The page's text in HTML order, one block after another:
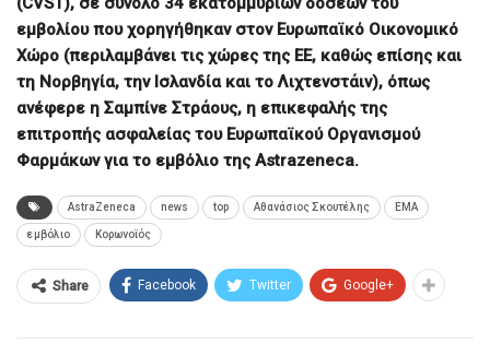
εμβολίου που χορηγήθηκαν στον Ευρωπαϊκό Οικονομικό
Χώρο (περιλαμβάνει τις χώρες της ΕΕ, καθώς επίσης και
τη Νορβηγία, την Ισλανδία και το Λιχτενστάιν), όπως
ανέφερε η Σαμπίνε Στράους, η επικεφαλής της
επιτροπής ασφαλείας του Ευρωπαϊκού Οργανισμού
Φαρμάκων για το εμβόλιο της Astrazeneca.
AstraZeneca news top Αθανάσιος Σκουτέλης ΕΜΑ
εμβόλιο Κορωνοϊός
Share Facebook Twitter Google+